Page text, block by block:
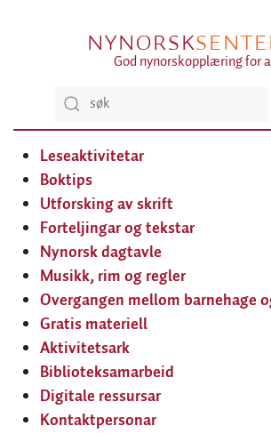
NYNORSK
God nynorskopplæring for
Leseaktivitetar
Boktips
Utforsking av skrift
Forteljingar og tekstar
Nynorsk dagtavle
Musikk, rim og regler
Overgangen mellom barnehage
Gratis materiell
Aktivitetsark
Biblioteksamarbeid
Digitale ressursar
Kontaktpersonar